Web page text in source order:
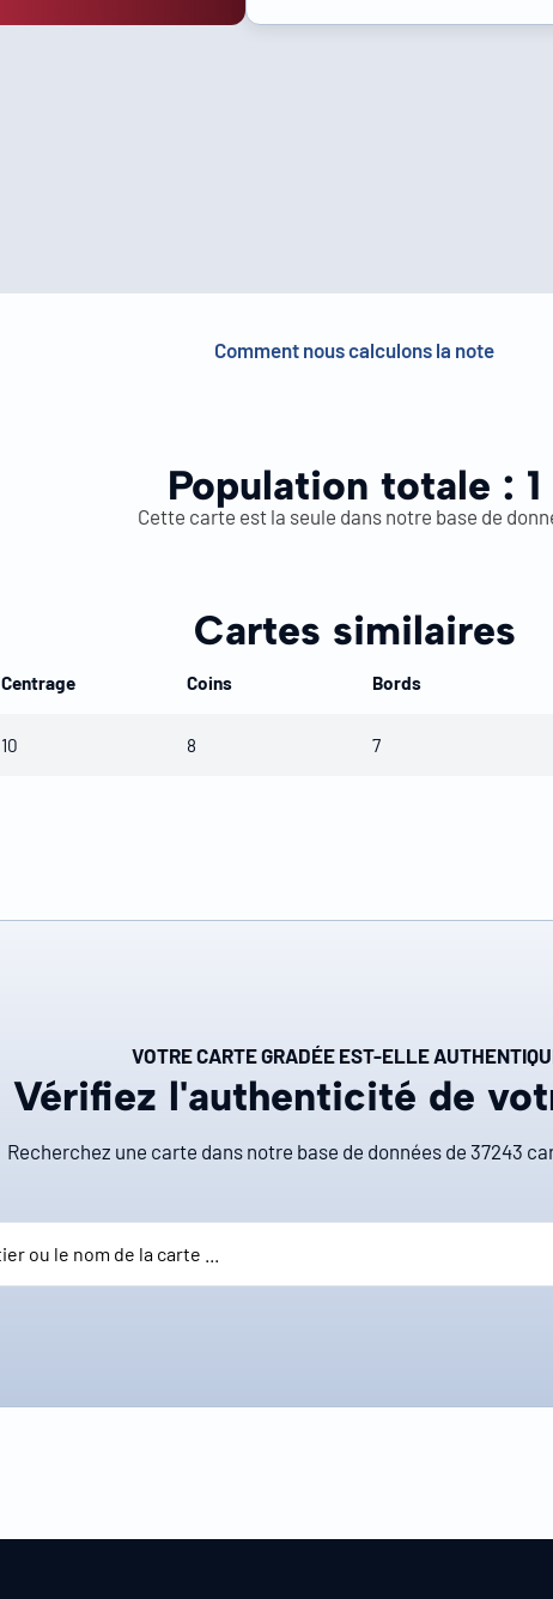
Comment nous calculons la note
Population totale : 1
Cette carte est la seule dans notre base de
Cartes similaires
Centrage Coins Bords
10 8 7
VOTRE CARTE GRADÉE EST-ELLE
Vérifiez l'authenticité de
Recherchez une carte dans notre base de données de 37243